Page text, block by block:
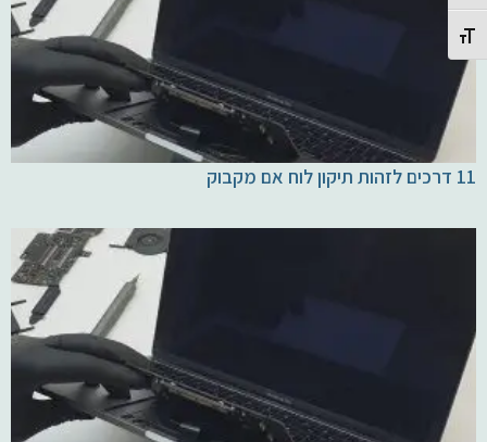
Toggle Font size
11 דרכים לזהות תיקון לוח אם מקבוק